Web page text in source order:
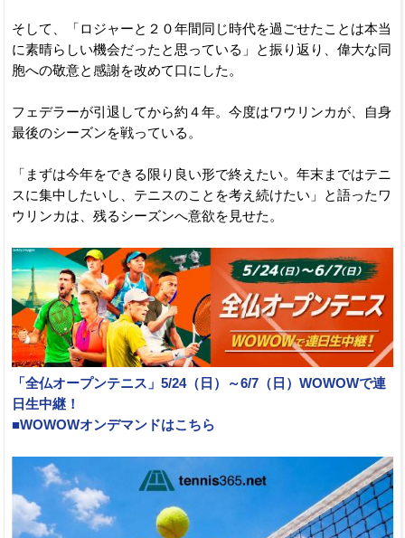
そして、「ロジャーと２０年間同じ時代を過ごせたことは本当
に素晴らしい機会だったと思っている」と振り返り、偉大な同
胞への敬意と感謝を改めて口にした。
フェデラーが引退してから約４年。今度はワウリンカが、自身
最後のシーズンを戦っている。
「まずは今年をできる限り良い形で終えたい。年末まではテニ
スに集中したいし、テニスのことを考え続けたい」と語ったワ
ウリンカは、残るシーズンへ意欲を見せた。
「全仏オープンテニス」5/24（日）～6/7（日）WOWOWで連
日生中継！
■WOWOWオンデマンドはこちら